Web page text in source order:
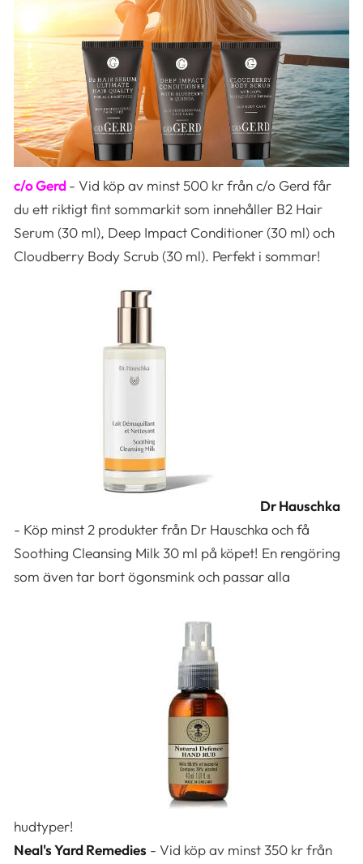
c/o Gerd- Vid köp av minst 500 kr från c/o Gerd får
du ett riktigt fint sommarkit som innehåller B2 Hair
Serum (30 ml), Deep Impact Conditioner (30 ml) och
Cloudberry Body Scrub (30 ml). Perfekt i sommar!
Dr Hauschka
- Köp minst 2 produkter från Dr Hauschka och få
Soothing Cleansing Milk 30 ml på köpet! En rengöring
som även tar bort ögonsmink och passar alla
hudtyper!
Neal's Yard Remedies - Vid köp av minst 350 kr från